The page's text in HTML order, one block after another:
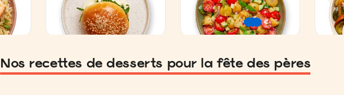
Nos recettes de desserts pour la fête des pères